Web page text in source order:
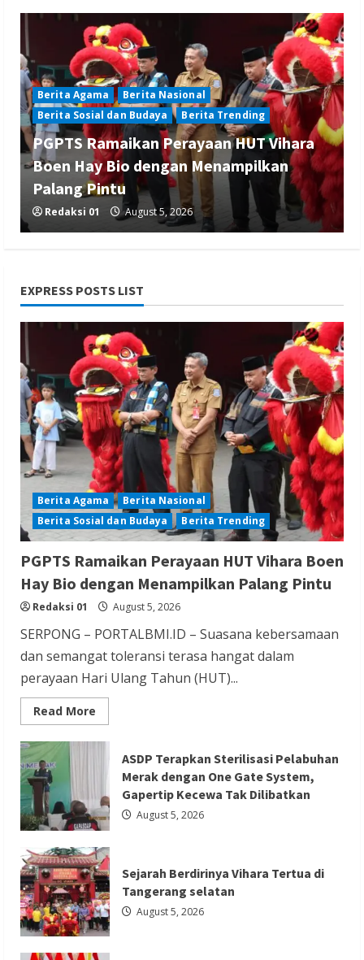
Berita Agama
Berita Nasional
Berita Sosial dan Budaya
Berita Trending
PGPTS Ramaikan Perayaan HUT Vihara
Boen Hay Bio dengan Menampilkan
Palang Pintu
Redaksi 01 August 5, 2026
Berita Trending
ASDP Terapkan Sterilisasi Pelabuhan
Merak dengan One Gate System,
Gapertip Kecewa Tak Dilibatkan
Redaksi 01 August 5, 2026
Berita Agama
Berita Ekonomi dan Bisnis
Berita Nasional
Berita Sosial dan Budaya
Berita Trending
Sejarah Berdirinya Vihara Tertua di
Tangerang selatan
Redaksi 01 August 5, 2026
Berita Nasional Berita Politik Berita Terbaru
Presiden Prabowo Terima Pimpinan
MPR, Bahas Sidang Tahunan MPR dan
Pokok-Pokok Haluan Negara
Redaksi 01 August 4, 2026
EXPRESS POSTS LIST
Berita Agama
Berita Nasional
Berita Sosial dan Budaya
Berita Trending
PGPTS Ramaikan Perayaan HUT Vihara Boen
Hay Bio dengan Menampilkan Palang Pintu
Redaksi 01 August 5, 2026
SERPONG – PORTALBMI.ID – Suasana kebersamaan
dan semangat toleransi terasa hangat dalam
perayaan Hari Ulang Tahun (HUT)...
Read More
more
PGPTS
Ramaikan
Perayaan
Vihara
Boen
Hay
Bio
dengan
Menampilkan
Palang
Pintu
ASDP Terapkan Sterilisasi Pelabuhan
Merak dengan One Gate System,
Gapertip Kecewa Tak Dilibatkan
August 5, 2026
Sejarah Berdirinya Vihara Tertua di
Tangerang selatan
August 5, 2026